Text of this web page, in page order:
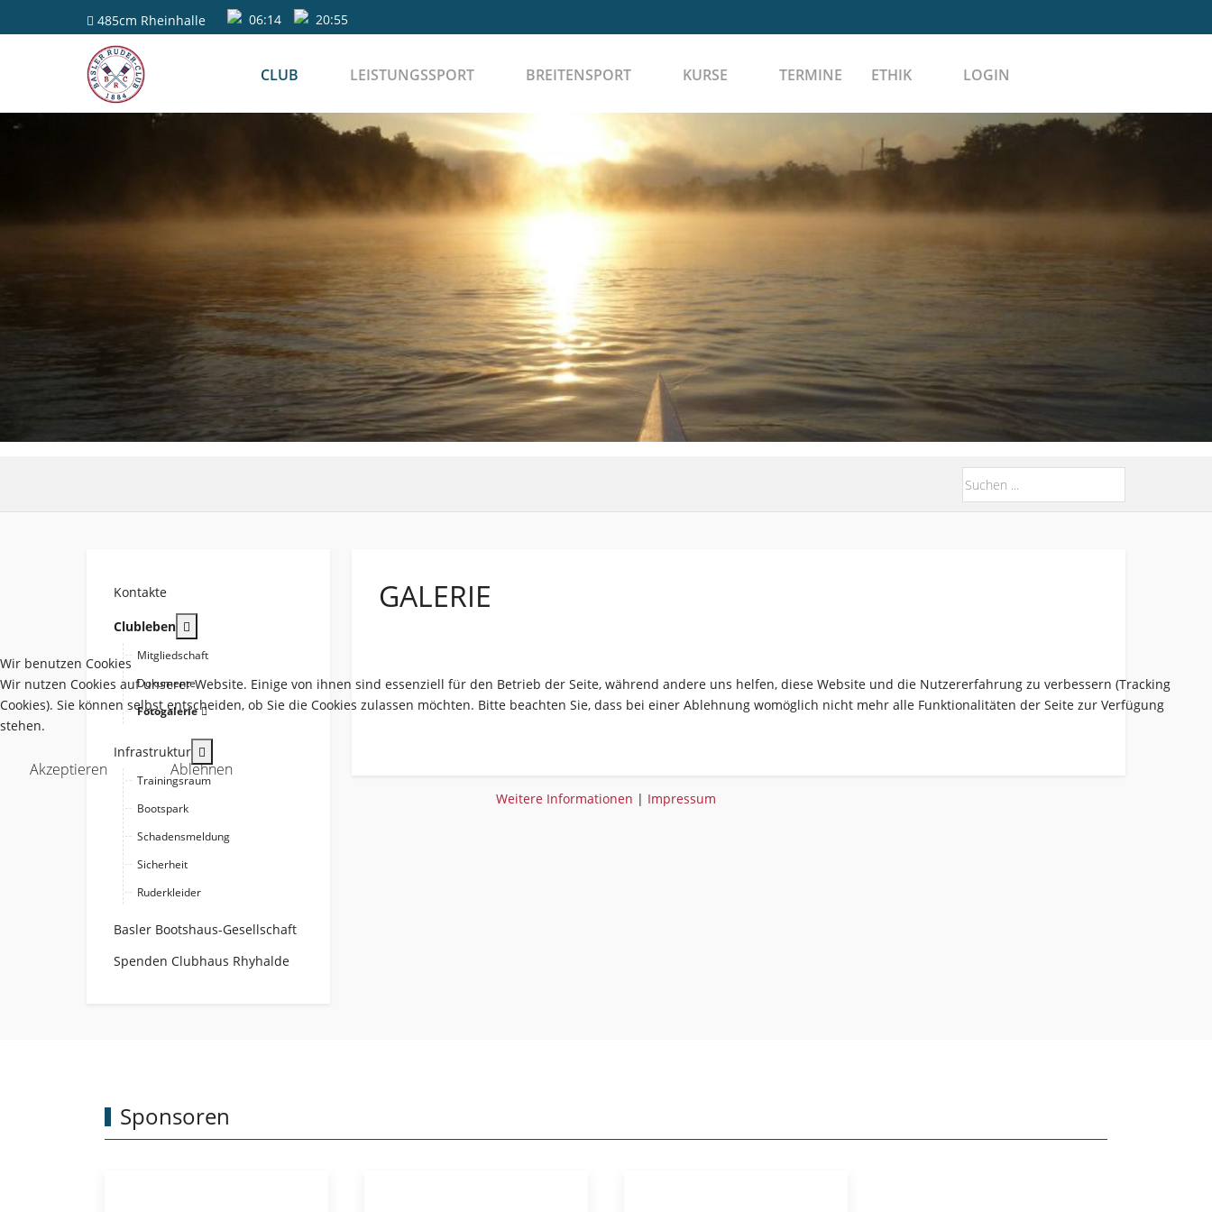
485cm Rheinhalle 06:14 20:55
CLUB LEISTUNGSSPORT BREITENSPORT KURSE TERMINE ETHIK LOGIN
Kontakte
Clubleben
Mitgliedschaft
Dokumente
Fotogalerie
Infrastruktur
Trainingsraum
Bootspark
Schadensmeldung
Sicherheit
Ruderkleider
Basler Bootshaus-Gesellschaft
Spenden Clubhaus Rhyhalde
GALERIE
Sponsoren
Wir benutzen Cookies
Wir nutzen Cookies auf unserer Website. Einige von ihnen sind essenziell für den Betrieb der Seite, während andere uns helfen, diese Website und die Nutzererfahrung zu verbessern (Tracking
Cookies). Sie können selbst entscheiden, ob Sie die Cookies zulassen möchten. Bitte beachten Sie, dass bei einer Ablehnung womöglich nicht mehr alle Funktionalitäten der Seite zur Verfügung
stehen.
Akzeptieren Ablehnen
Weitere Informationen | Impressum